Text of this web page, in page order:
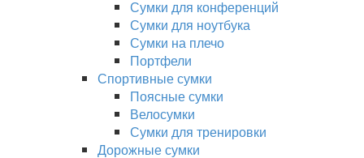
Сумки для конференций
Сумки для ноутбука
Сумки на плечо
Портфели
Спортивные сумки
Поясные сумки
Велосумки
Сумки для тренировки
Дорожные сумки